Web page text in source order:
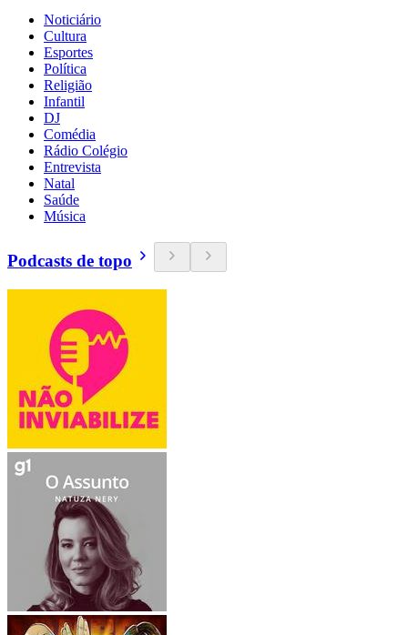
Noticiário
Cultura
Esportes
Política
Religião
Infantil
DJ
Comédia
Rádio Colégio
Entrevista
Natal
Saúde
Música
Podcasts de topo